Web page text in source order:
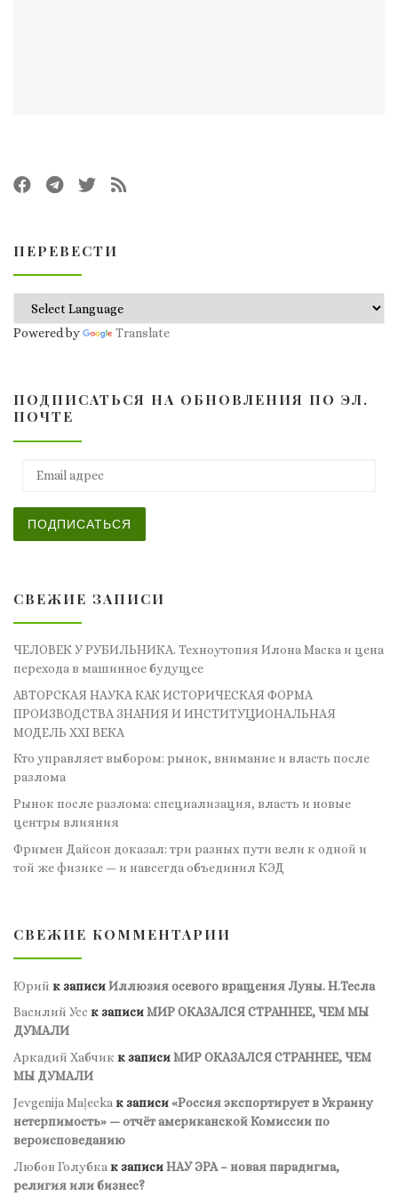
ПЕРЕВЕСТИ
Powered by Translate
ПОДПИСАТЬСЯ НА ОБНОВЛЕНИЯ ПО ЭЛ.
ПОЧТЕ
ПОДПИСАТЬСЯ
СВЕЖИЕ ЗАПИСИ
ЧЕЛОВЕК У РУБИЛЬНИКА. Техноутопия Илона Маска и цена
перехода в машинное будущее
АВТОРСКАЯ НАУКА КАК ИСТОРИЧЕСКАЯ ФОРМА
ПРОИЗВОДСТВА ЗНАНИЯ И ИНСТИТУЦИОНАЛЬНАЯ
МОДЕЛЬ XXI ВЕКА
Кто управляет выбором: рынок, внимание и власть после
разлома
Рынок после разлома: специализация, власть и новые
центры влияния
Фримен Дайсон доказал: три разных пути вели к одной и
той же физике — и навсегда объединил КЭД
СВЕЖИЕ КОММЕНТАРИИ
Юрий к записиИллюзия осевого вращения Луны. Н.Тесла
Василий Усс к записиМИР ОКАЗАЛСЯ СТРАННЕЕ, ЧЕМ МЫ
ДУМАЛИ
Аркадий Хабчик к записиМИР ОКАЗАЛСЯ СТРАННЕЕ, ЧЕМ
МЫ ДУМАЛИ
Jevgenija Maļecka к записи«Россия экспортирует в Украину
нетерпимость» — отчёт американской Комиссии по
вероисповеданию
Любов Голубка к записиНАУ ЭРА – новая парадигма,
религия или бизнес?